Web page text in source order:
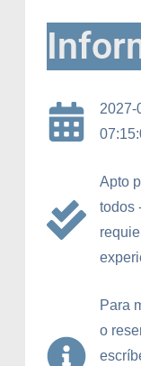
2027-
Apto
todos
Para
o